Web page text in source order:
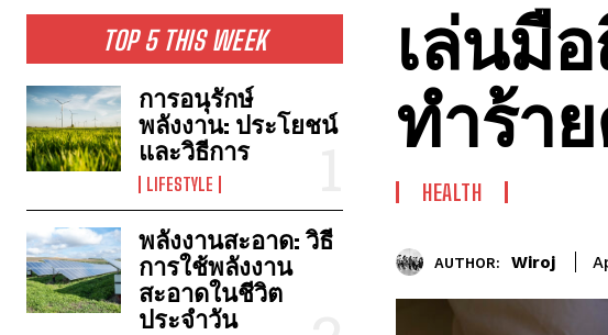
TOP 5 THIS WEEK
การอนุรักษ์
พลังงาน: ประโยชน์
และวิธีการ
LIFESTYLE
พลังงานสะอาด: วิธี
การใช้พลังงาน
สะอาดในชีวิต
ประจำวัน
เล่นมื
ทำร้า
HEALTH
AUTHOR: Wiroj